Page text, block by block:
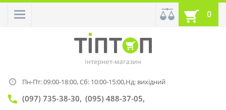
0
Пн-Пт: 09:00-18:00,Сб: 10:00-15:00,Нд: вихідний
(097) 735-38-30 (095) 488-37-05